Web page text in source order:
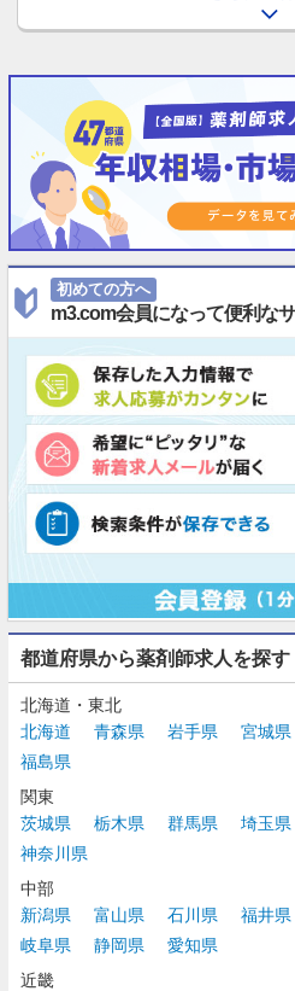
初めての方へ
m3.com会員になって便利な
都道府県から薬剤師求人を探す
北海道・東北
北海道
青森県 岩手県 宮城県
福島県
関東
茨城県
栃木県 群馬県 埼玉県
神奈川県
中部
新潟県
富山県 石川県 福井県
岐阜県
静岡県
愛知県
近畿